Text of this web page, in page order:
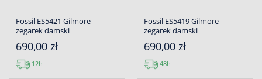
Fossil ES5421 Gilmore -
zegarek damski
690,00 zł
12h
Fossil ES5419 Gilmore -
zegarek damski
690,00 zł
48h